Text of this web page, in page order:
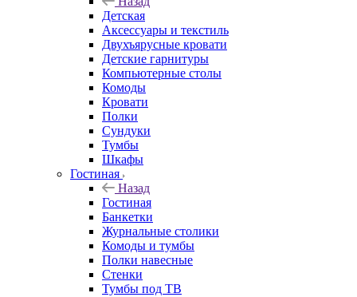
Детская
Аксессуары и текстиль
Двухъярусные кровати
Детские гарнитуры
Компьютерные столы
Комоды
Кровати
Полки
Сундуки
Тумбы
Шкафы
Гостиная
Назад
Гостиная
Банкетки
Журнальные столики
Комоды и тумбы
Полки навесные
Стенки
Тумбы под ТВ